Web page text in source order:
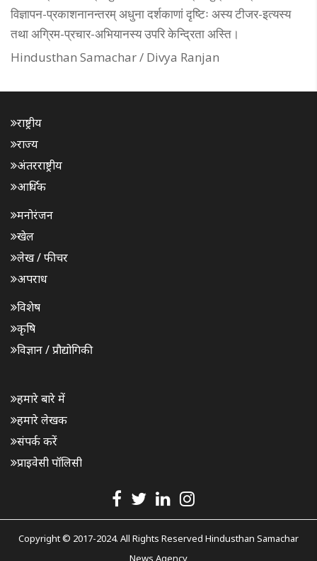
विज्ञापन-प्रकाशनानन्तरम् अधुना दर्शकाणां दृष्टिः अस्य टीजर-इत्यस्य
तथा अग्रिम-प्रचार-अभियानस्य उपरि केन्द्रिता अस्ति।
Hindusthan Samachar / Divya Ranjan
राष्ट्रीय
राज्य
अंतरराष्ट्रीय
आर्थिक
मनोरंजन
खेल
लेख / फीचर
अपराध
विशेष
कृषि
विज्ञान / प्रौद्योगिकी
हमारे बारे में
हमारे लेखक
संपर्क करें
प्राइवेसी पॉलिसी
Copyright © 2017-2024. All Rights Reserved Hindusthan Samachar
News Agency